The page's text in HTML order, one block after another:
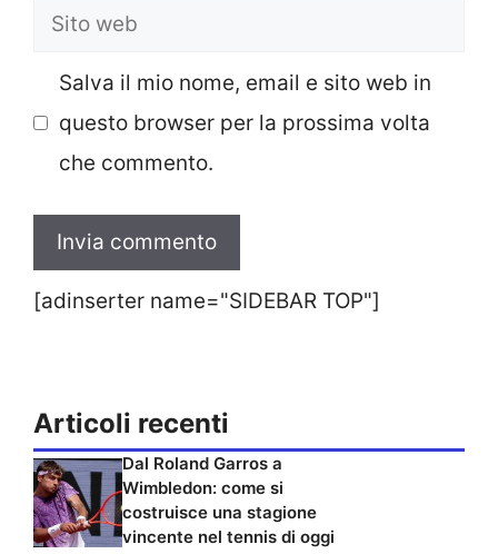
Sito
Salva il mio nome, email e sito web in
questo browser per la prossima volta
che commento.
[adinserter name="SIDEBAR TOP"]
Articoli recenti
Dal Roland Garros a
Wimbledon: come si
costruisce una stagione
vincente nel tennis di oggi